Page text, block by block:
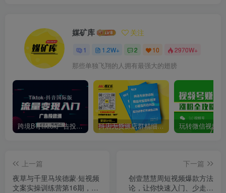
媒矿库 关注
1 1.2W+ 2 10 2970W+
那些单独飞翔的人拥有最强大的翅膀
跨境B哥tiktok广告投放课，带你快速入门tiktok广告投放价值1680元 抖店无货源店群精细化运营系列课，帮助0基础新手开启抖店创业之路价值888元
上一篇
夜草与千里马埃德蒙·短视频
文案实‮训操‬练营第16期，只
下一篇
创壹慧慧周短视频爆款方法
论，让你快速入门、少走弯